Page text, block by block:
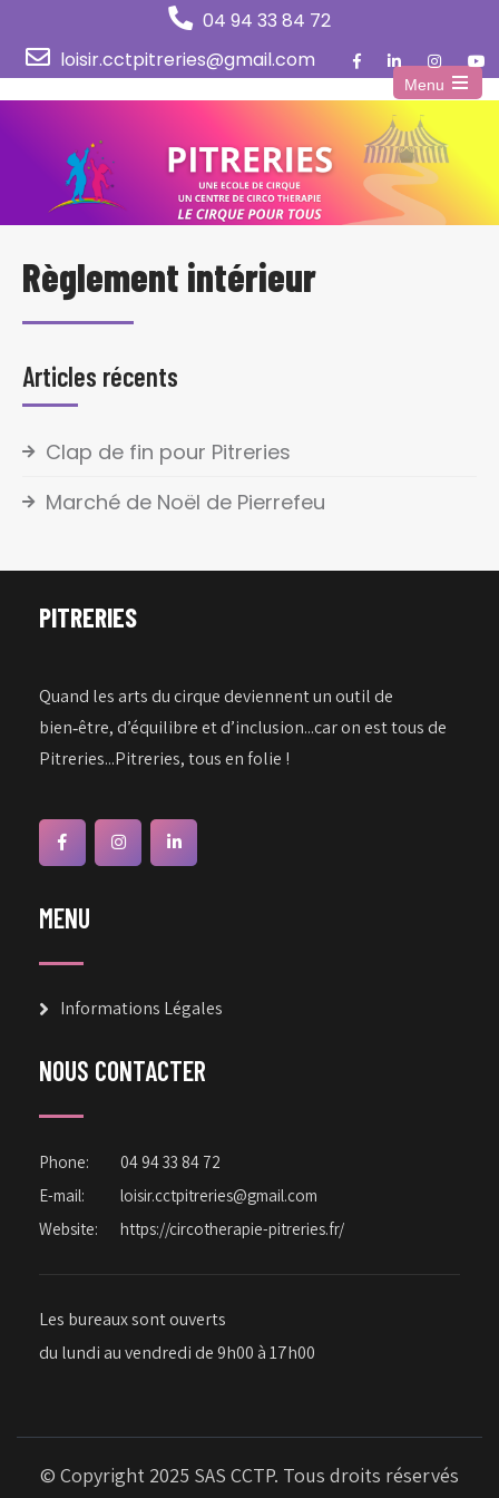
04 94 33 84 72
loisir.cctpitreries@gmail.com
Menu
Open
main
menu
Règlement intérieur
Articles récents
Clap de fin pour Pitreries
Marché de Noël de Pierrefeu
PITRERIES
Quand les arts du cirque deviennent un outil de
bien‑être, d’équilibre et d’inclusion...car on est tous de
Pitreries...Pitreries, tous en folie !
MENU
Informations Légales
NOUS CONTACTER
Phone:
04 94 33 84 72
E-mail:
loisir.cctpitreries@gmail.com
Website:
https://circotherapie-pitreries.fr/
Les bureaux sont ouverts
du lundi au vendredi de 9h00 à 17h00
© Copyright 2025 SAS CCTP. Tous droits réservés